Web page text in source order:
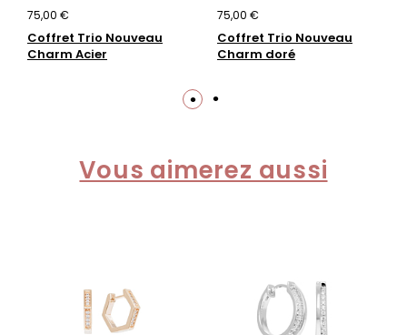
75,00 €
Coffret Trio Nouveau
Charm Acier
75,00 €
Coffret Trio Nouveau
Charm doré
Vous aimerez aussi